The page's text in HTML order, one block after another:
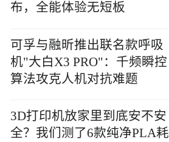
布，全能体验无短板
可孚与融昕推出联名款呼吸
机"大白X3 PRO"：千频瞬控
算法攻克人机对抗难题
3D打印机放家里到底安不安
全？我们测了6款纯净PLA耗